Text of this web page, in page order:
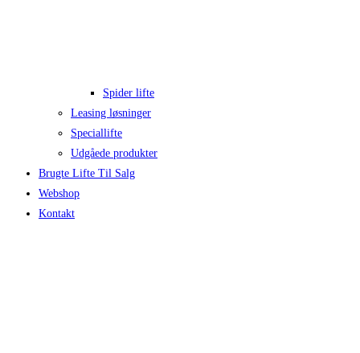
Spider lifte
Leasing løsninger
Speciallifte
Udgåede produkter
Brugte Lifte Til Salg
Webshop
Kontakt